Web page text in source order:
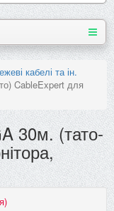
кабелі та ін.
CableExpert для
30м. (тато-